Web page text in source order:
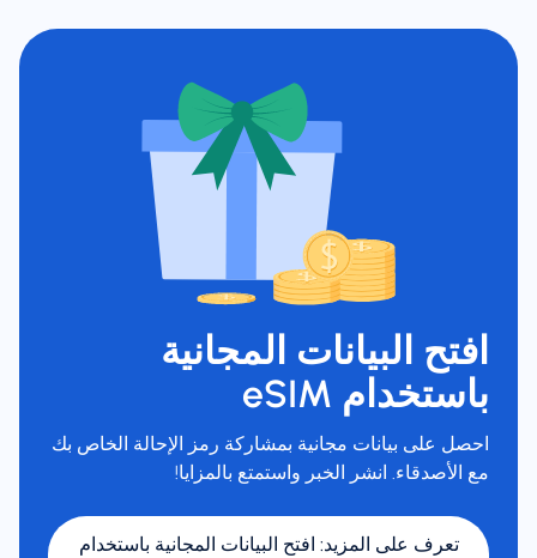
افتح البيانات المجانية
باستخدام eSIM
احصل على بيانات مجانية بمشاركة رمز الإحالة الخاص بك
مع الأصدقاء. انشر الخبر واستمتع بالمزايا!
تعرف على المزيد: افتح البيانات المجانية باستخدام